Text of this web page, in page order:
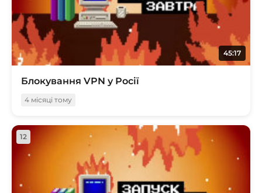
45:17
Блокування VPN у Росії
4 місяці тому
12